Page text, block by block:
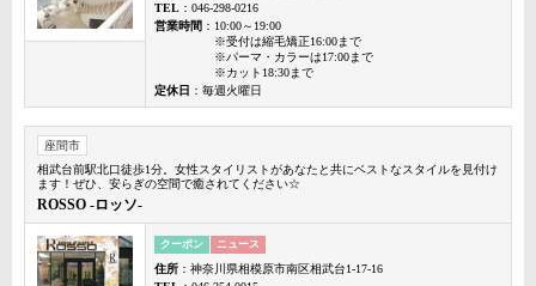
TEL ：046-298-0216
営業時間 ：10:00～19:00
※受付は縮毛矯正16:00まで
※パーマ・カラーは17:00まで
※カット18:30まで
定休日 ：毎週火曜日
座間市
相武台前駅北口徒歩1分。女性スタイリストがあなたと共にベストなスタイルを見付け
ます！ぜひ、安らぎの空間で癒されてください☆
ROSSO -ロッソ-
クーポン ニュース
住所 ：神奈川県相模原市南区相武台1-17-16